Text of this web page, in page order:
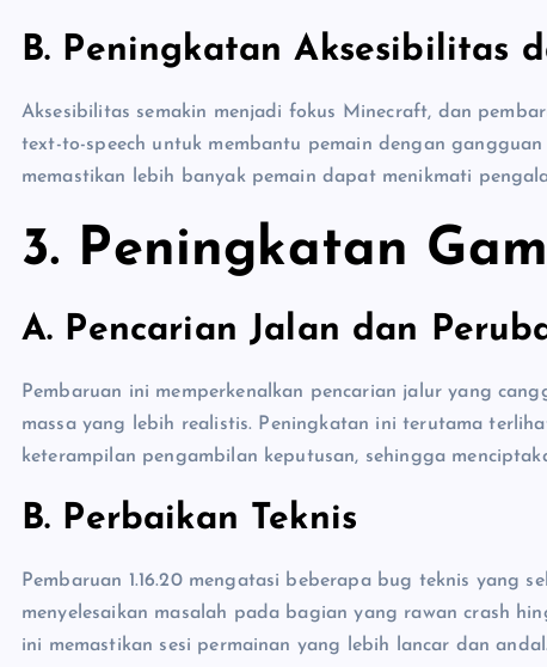
B. Peningkatan Aksesibilitas
Aksesibilitas semakin menjadi fokus Minecraft, dan
text-to-speech untuk membantu pemain dengan
memastikan lebih banyak pemain dapat menikmati
3. Peningkatan
A. Pencarian Jalan dan
Pembaruan ini memperkenalkan pencarian jalur yang
massa yang lebih realistis. Peningkatan ini terutama
keterampilan pengambilan keputusan, sehingga
B. Perbaikan Teknis
Pembaruan 1.16.20 mengatasi beberapa bug teknis yang
menyelesaikan masalah pada bagian yang rawan crash
ini memastikan sesi permainan yang lebih lancar dan andal.